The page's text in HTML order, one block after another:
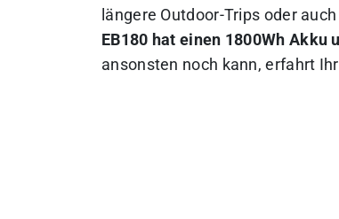
längere Outdoor-Trips oder
EB180 hat einen 1800Wh
ansonsten noch kann, erfahrt